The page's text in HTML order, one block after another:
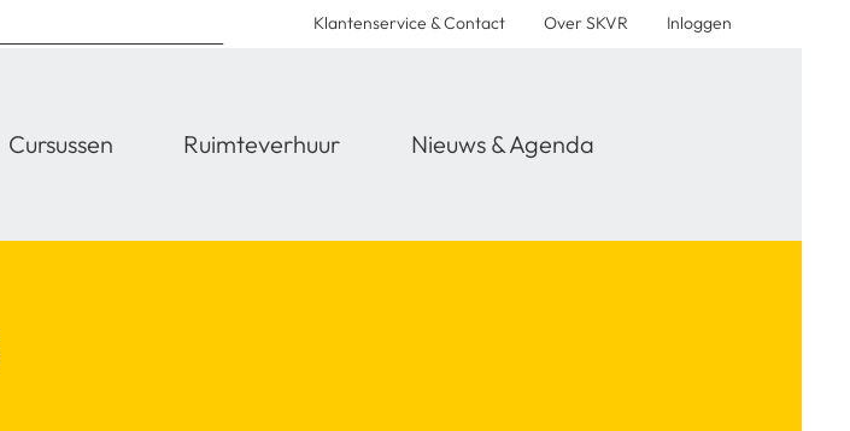
Cursussen Ruimteverhuur Nieuws & Agenda
Klantenservice & Contact Over SKVR Inloggen